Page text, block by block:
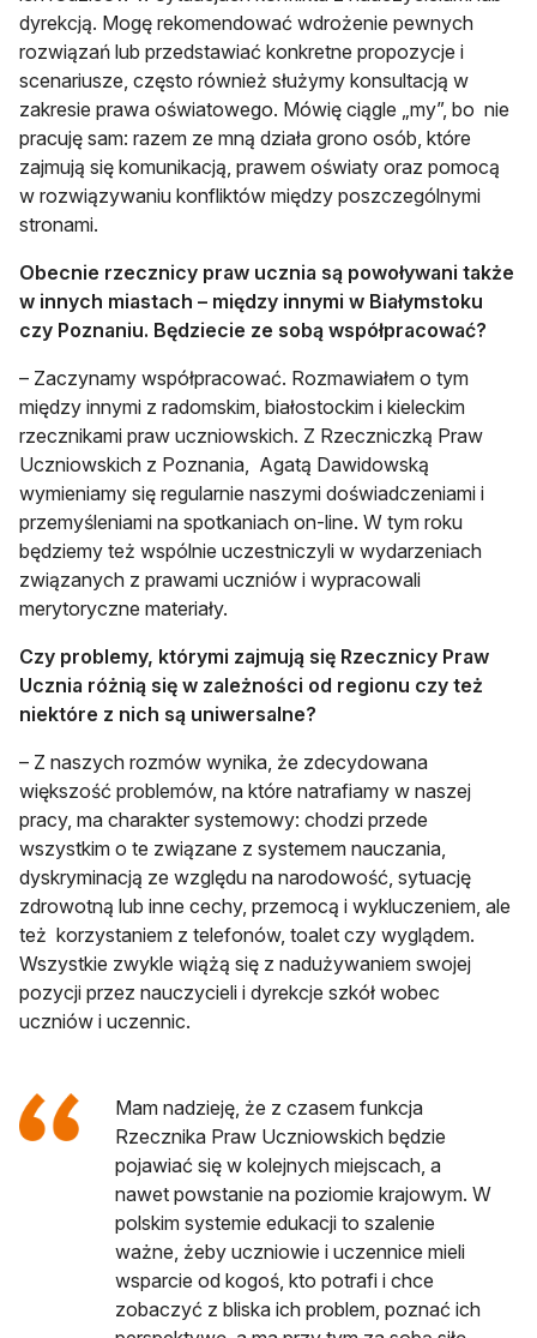
dyrekcją. Mogę rekomendować wdrożenie pewnych
rozwiązań lub przedstawiać konkretne propozycje i
scenariusze, często również służymy konsultacją w
zakresie prawa oświatowego. Mówię ciągle „my”, bo nie
pracuję sam: razem ze mną działa grono osób, które
zajmują się komunikacją, prawem oświaty oraz pomocą
w rozwiązywaniu konfliktów między poszczególnymi
stronami.
Obecnie rzecznicy praw ucznia są powoływani także
w innych miastach – między innymi w Białymstoku
czy Poznaniu. Będziecie ze sobą współpracować?
– Zaczynamy współpracować. Rozmawiałem o tym
między innymi z radomskim, białostockim i kieleckim
rzecznikami praw uczniowskich. Z Rzeczniczką Praw
Uczniowskich z Poznania, Agatą Dawidowską
wymieniamy się regularnie naszymi doświadczeniami i
przemyśleniami na spotkaniach on-line. W tym roku
będziemy też wspólnie uczestniczyli w wydarzeniach
związanych z prawami uczniów i wypracowali
merytoryczne materiały.
Czy problemy, którymi zajmują się Rzecznicy Praw
Ucznia różnią się w zależności od regionu czy też
niektóre z nich są uniwersalne?
– Z naszych rozmów wynika, że zdecydowana
większość problemów, na które natrafiamy w naszej
pracy, ma charakter systemowy: chodzi przede
wszystkim o te związane z systemem nauczania,
dyskryminacją ze względu na narodowość, sytuację
zdrowotną lub inne cechy, przemocą i wykluczeniem, ale
też korzystaniem z telefonów, toalet czy wyglądem.
Wszystkie zwykle wiążą się z nadużywaniem swojej
pozycji przez nauczycieli i dyrekcje szkół wobec
uczniów i uczennic.
Mam nadzieję, że z czasem funkcja
Rzecznika Praw Uczniowskich będzie
pojawiać się w kolejnych miejscach, a
nawet powstanie na poziomie krajowym. W
polskim systemie edukacji to szalenie
ważne, żeby uczniowie i uczennice mieli
wsparcie od kogoś, kto potrafi i chce
zobaczyć z bliska ich problem, poznać ich